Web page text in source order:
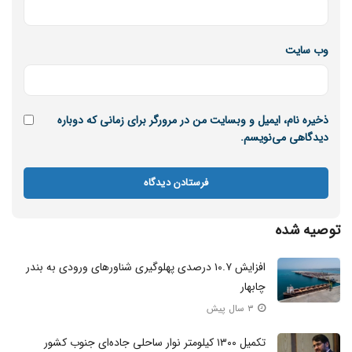
حوادث مرتبط با امنیت و سلامت است؛ در این بخش، وی تصریح
نهایت، در سطح «دعاوی حقوقی و مدنی»، تمرکز بر مطالبات
مالی، قراردادهای کاری و خسارات مدنی است که در این حوزه،
برخورداری از مستندات، اسناد رسمی و قراردادهای مکتوب، پیش
شرط قطعی برای موفقیت در مراجع قضایی است.
پیوند دیپلماسی رسمی و حمایت صنفی؛ چشم
انداز اقدامات آتی
در بخش پایانی نشست، ارتباط تلفنی با علی اکبر مرزبان، معاون
سابق امور دریایی سازمان بنادر و دریانوردی، برقرار شد. وی ضمن
تقدیر از تلاش های خستگی ناپذیرِ مجموعه انجمن صنفی و
وب‌ سایت
ذخیره نام، ایمیل و وبسایت من در مرورگر برای زمانی که دوباره
دیدگاهی می‌نویسم.
توصیه شده
افزایش ۱۰.۷ درصدی پهلوگیری شناورهای ورودی به بندر
چابهار
تکمیل ۱۳۰۰ کیلومتر نوار ساحلی جاده‌ای جنوب کشور